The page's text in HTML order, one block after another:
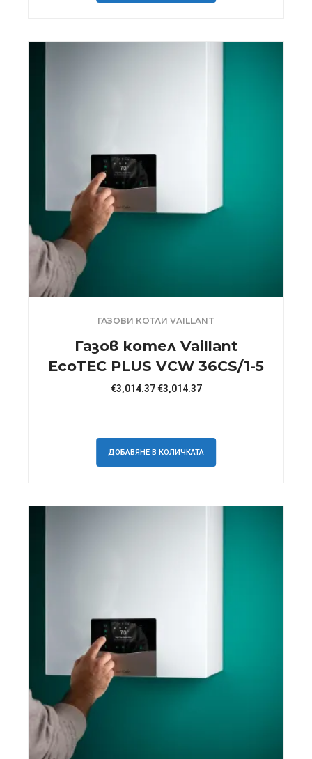
ГАЗОВИ КОТЛИ VAILLANT
Газов котел Vaillant
EcoTEC PLUS VCW 36CS/1-5
€3,014.37 €3,014.37
ДОБАВЯНЕ В КОЛИЧКАТА